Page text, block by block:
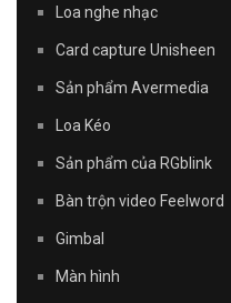
Loa nghe nhạc
Card capture Unisheen
Sản phẩm Avermedia
Loa Kéo
Sản phẩm của RGblink
Bàn trộn video Feelword
Gimbal
Màn hình